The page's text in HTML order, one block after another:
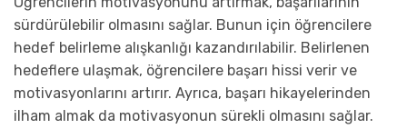
sürdürülebilir olmasını sağlar. Bunun için öğrencilere
hedef belirleme alışkanlığı kazandırılabilir. Belirlenen
hedeflere ulaşmak, öğrencilere başarı hissi verir ve
motivasyonlarını artırır. Ayrıca, başarı hikayelerinden
ilham almak da motivasyonun sürekli olmasını sağlar.